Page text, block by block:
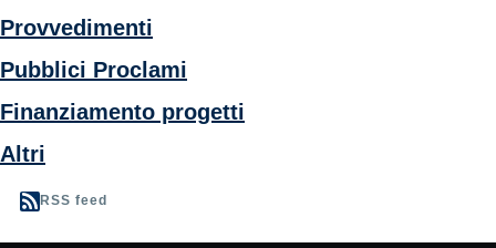
Provvedimenti
Pubblici Proclami
Finanziamento progetti
Altri
RSS feed